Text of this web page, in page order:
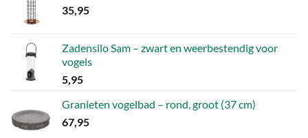
35,95
Zadensilo Sam – zwart en weerbestendig voor
vogels
5,95
Granieten vogelbad – rond, groot (37 cm)
67,95